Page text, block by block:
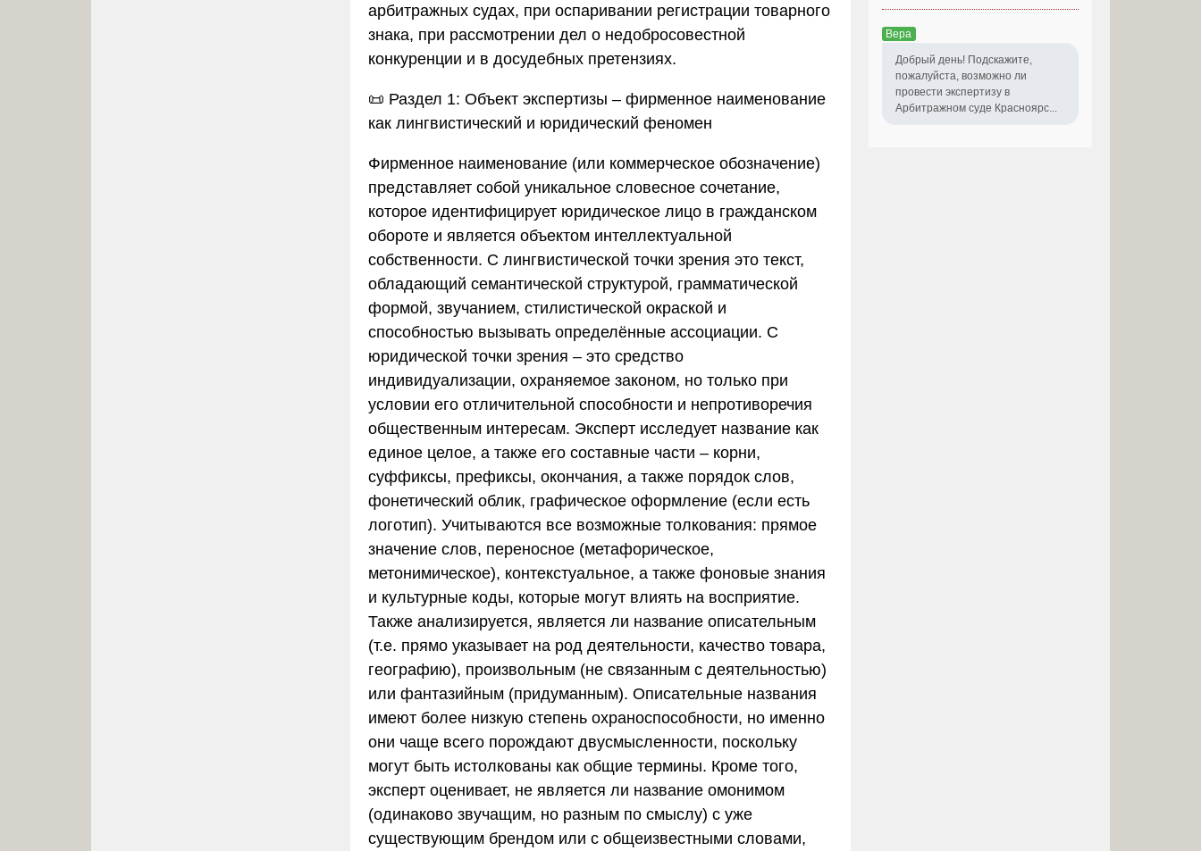
арбитражных судах, при оспаривании регистрации товарного
знака, при рассмотрении дел о недобросовестной
конкуренции и в досудебных претензиях.
📜 Раздел 1: Объект экспертизы – фирменное наименование
как лингвистический и юридический феномен
Фирменное наименование (или коммерческое обозначение)
представляет собой уникальное словесное сочетание,
которое идентифицирует юридическое лицо в гражданском
обороте и является объектом интеллектуальной
собственности. С лингвистической точки зрения это текст,
обладающий семантической структурой, грамматической
формой, звучанием, стилистической окраской и
способностью вызывать определённые ассоциации. С
юридической точки зрения – это средство
индивидуализации, охраняемое законом, но только при
условии его отличительной способности и непротиворечия
общественным интересам. Эксперт исследует название как
единое целое, а также его составные части – корни,
суффиксы, префиксы, окончания, а также порядок слов,
фонетический облик, графическое оформление (если есть
логотип). Учитываются все возможные толкования: прямое
значение слов, переносное (метафорическое,
метонимическое), контекстуальное, а также фоновые знания
и культурные коды, которые могут влиять на восприятие.
Также анализируется, является ли название описательным
(т.е. прямо указывает на род деятельности, качество товара,
географию), произвольным (не связанным с деятельностью)
или фантазийным (придуманным). Описательные названия
имеют более низкую степень охраноспособности, но именно
они чаще всего порождают двусмысленности, поскольку
могут быть истолкованы как общие термины. Кроме того,
эксперт оценивает, не является ли название омонимом
(одинаково звучащим, но разным по смыслу) с уже
существующим брендом или с общеизвестными словами,
Вера
Добрый день! Подскажите,
пожалуйста, возможно ли
провести экспертизу в
Арбитражном суде Красноярс...